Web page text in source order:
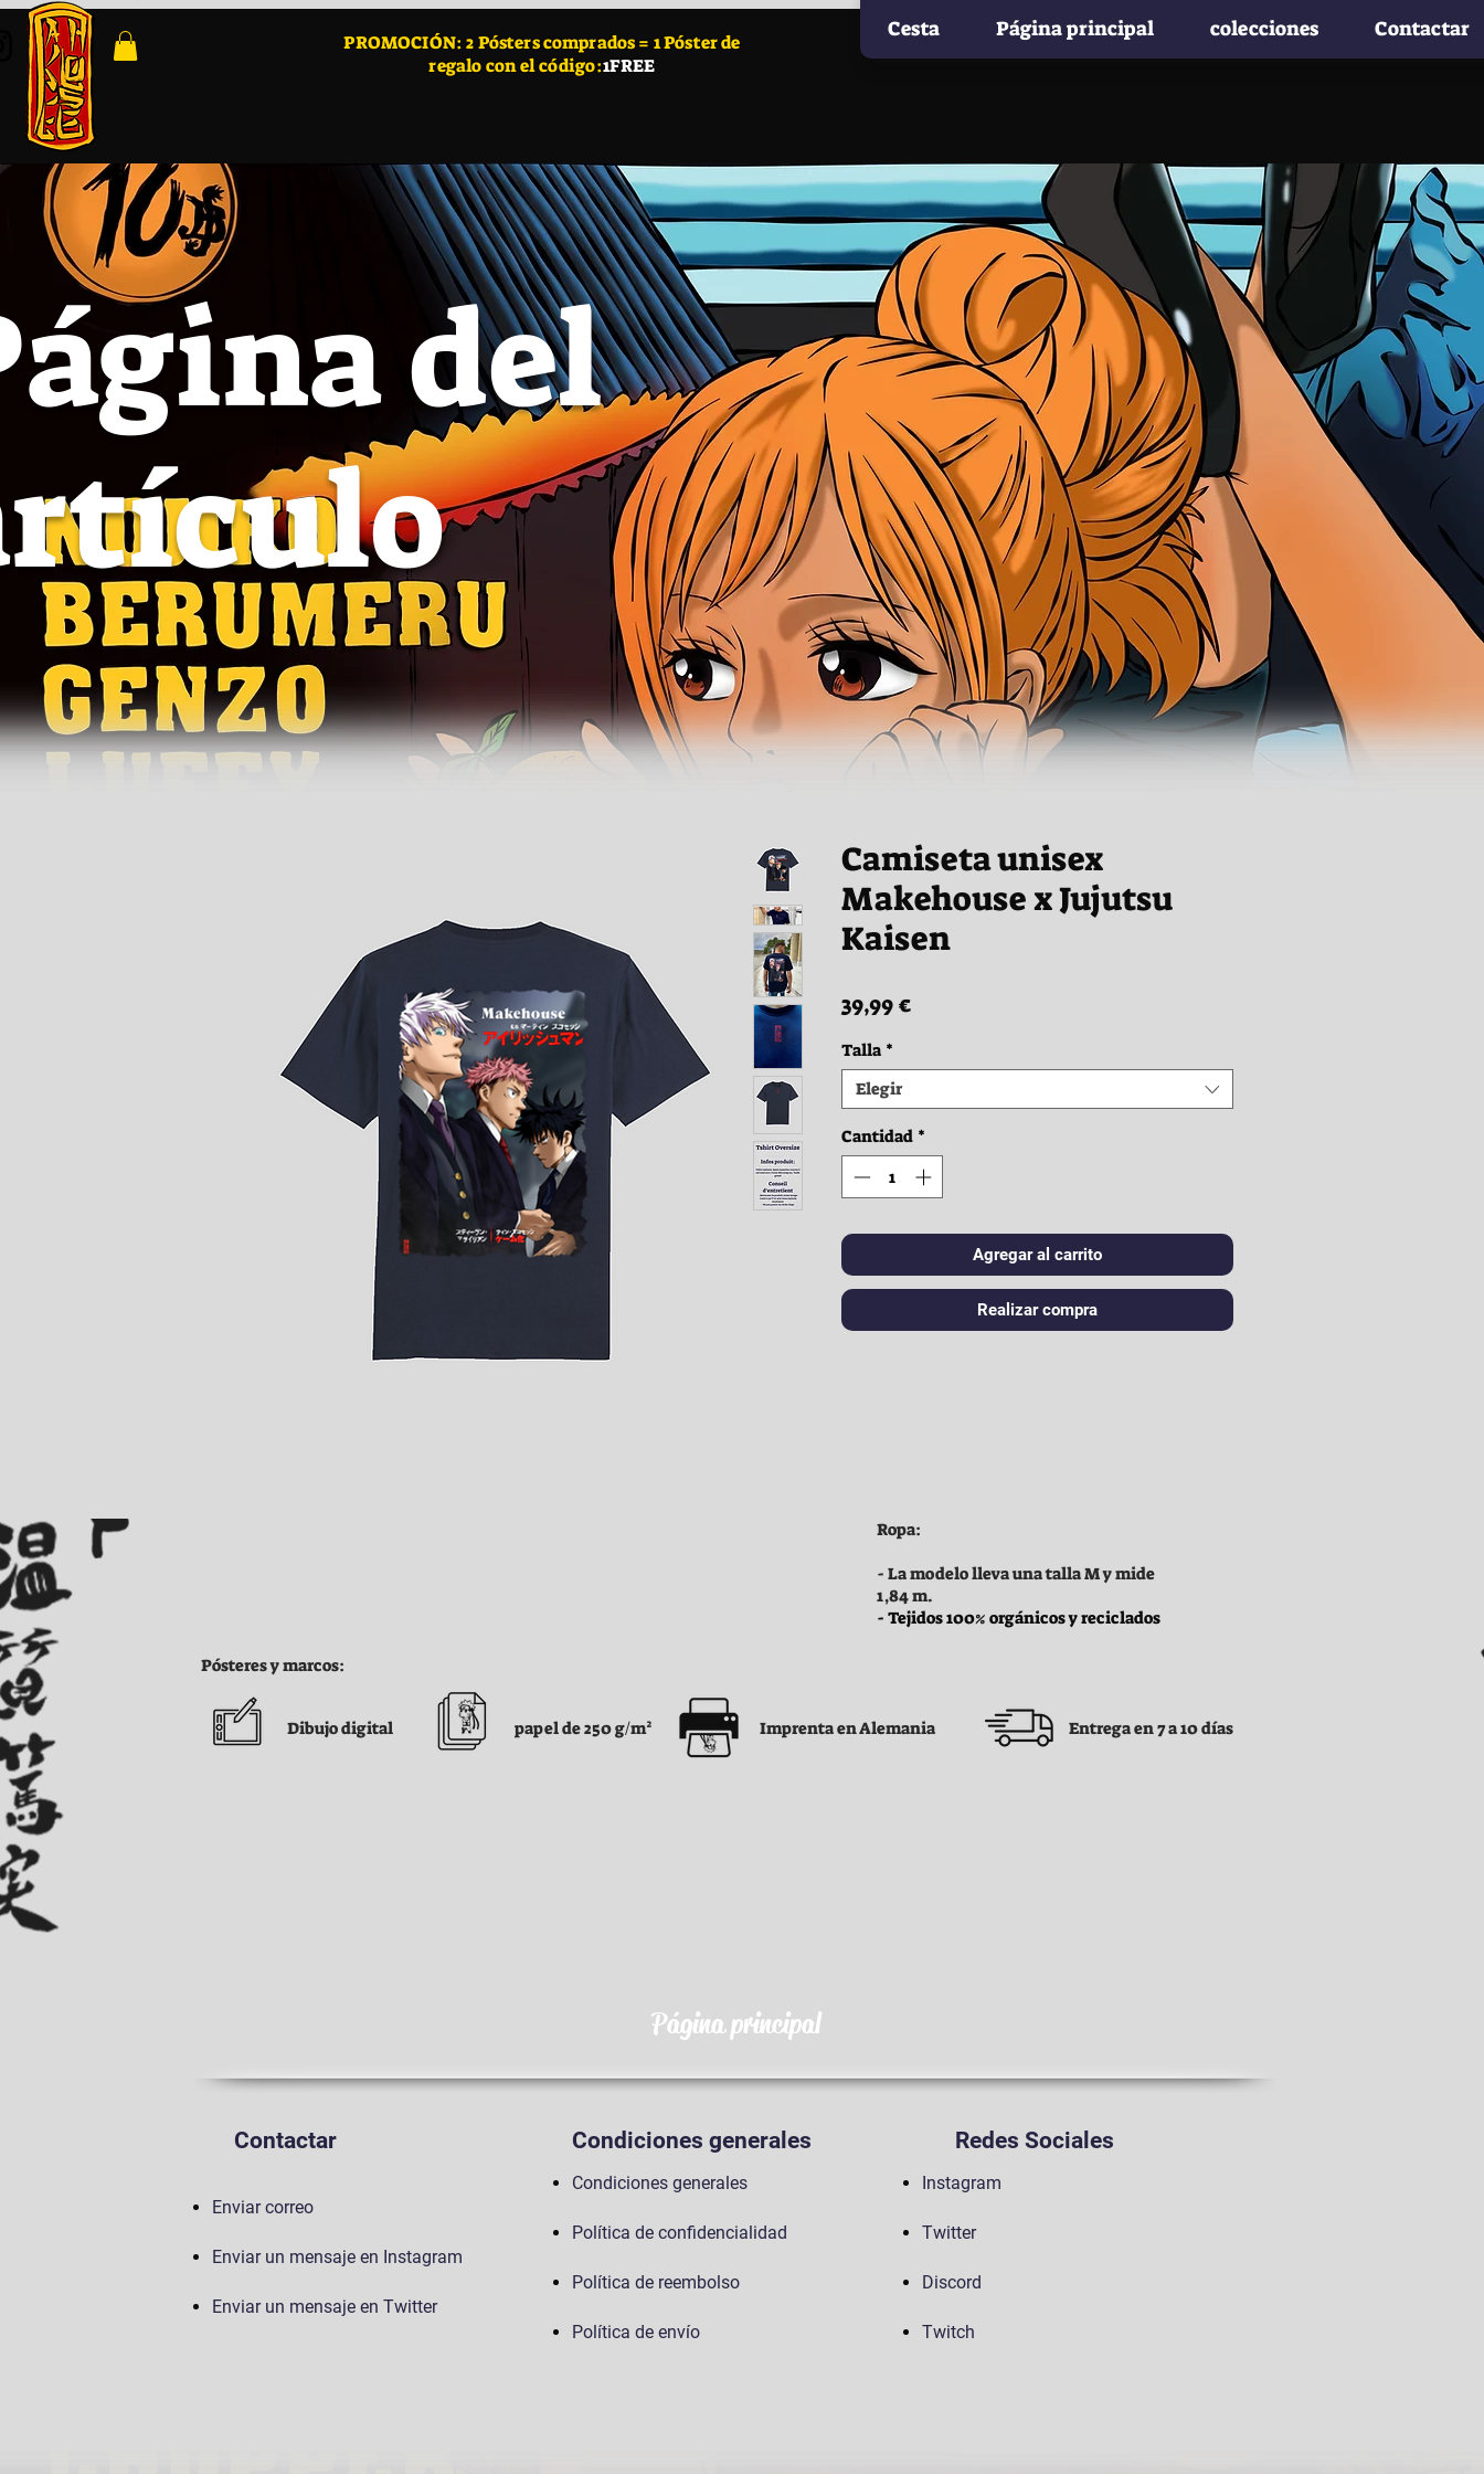
PROMOCIÓN: 2 Pósters comprados = 1 Póster de
regalo con el código:1FREE
Cesta Página principal colecciones Contactar
del
Camiseta unisex
Makehouse x Jujutsu
Kaisen
39,99 €
Talla *
Elegir
Cantidad *
Agregar al carrito
Realizar compra
Página principal
Contactar
Enviar correo
Enviar un mensaje en Instagram
Enviar un mensaje en Twitter
Condiciones generales
Condiciones generales
Política de confidencialidad
Política de reembolso
Política de envío
Redes Sociales
Instagram
Twitter
Discord
Twitch
Dibujo digital papel de 250 g/m² Imprenta en Alemania Entrega en 7 a 10 días
Ropa:
- La modelo lleva una talla M y mide
1,84 m.
- Tejidos 100% orgánicos y reciclados
Pósteres y marcos: